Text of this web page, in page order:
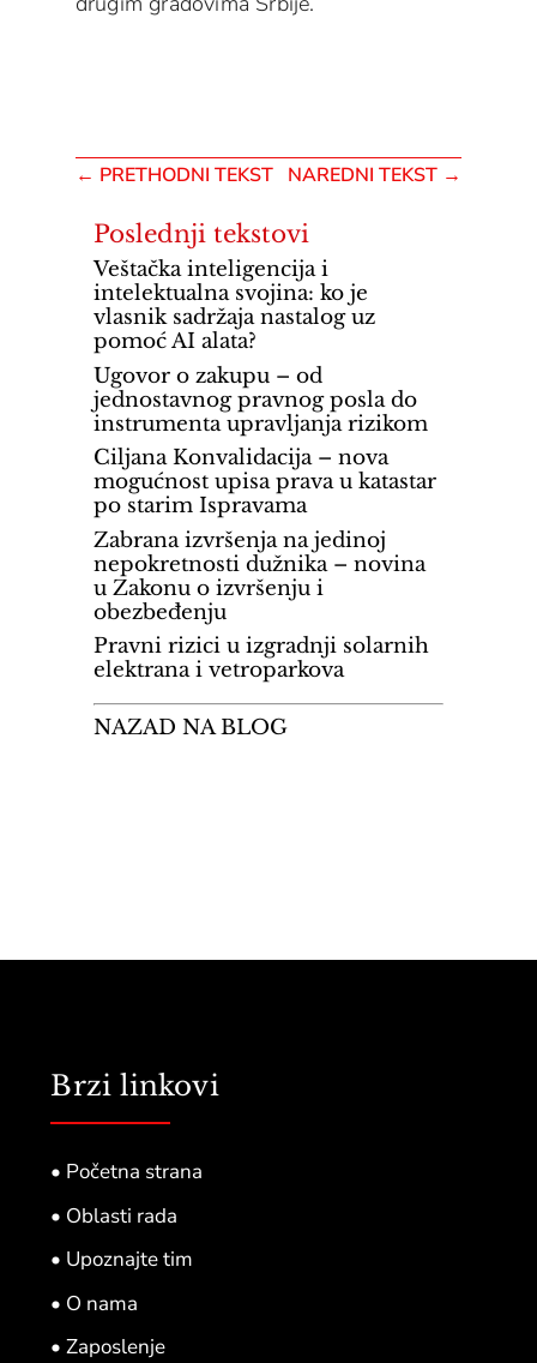
← PRETHODNI TEKST NAREDNI TEKST →
Poslednji tekstovi
Veštačka inteligencija i
intelektualna svojina: ko je
vlasnik sadržaja nastalog uz
pomoć AI alata?
Ugovor o zakupu – od
jednostavnog pravnog posla do
instrumenta upravljanja rizikom
Ciljana Konvalidacija – nova
mogućnost upisa prava u katastar
po starim Ispravama
Zabrana izvršenja na jedinoj
nepokretnosti dužnika – novina
u Zakonu o izvršenju i
obezbeđenju
Pravni rizici u izgradnji solarnih
elektrana i vetroparkova
NAZAD NA BLOG
Brzi linkovi
• Početna strana
• Oblasti rada
• Upoznajte tim
• O nama
• Zaposlenje